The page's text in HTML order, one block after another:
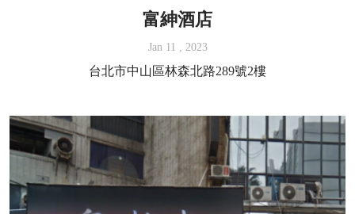
富紳酒店
Jan 11 , 2023
台北市中山區林森北路289號2樓